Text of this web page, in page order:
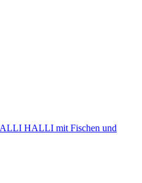
HALLI mit Fischen und